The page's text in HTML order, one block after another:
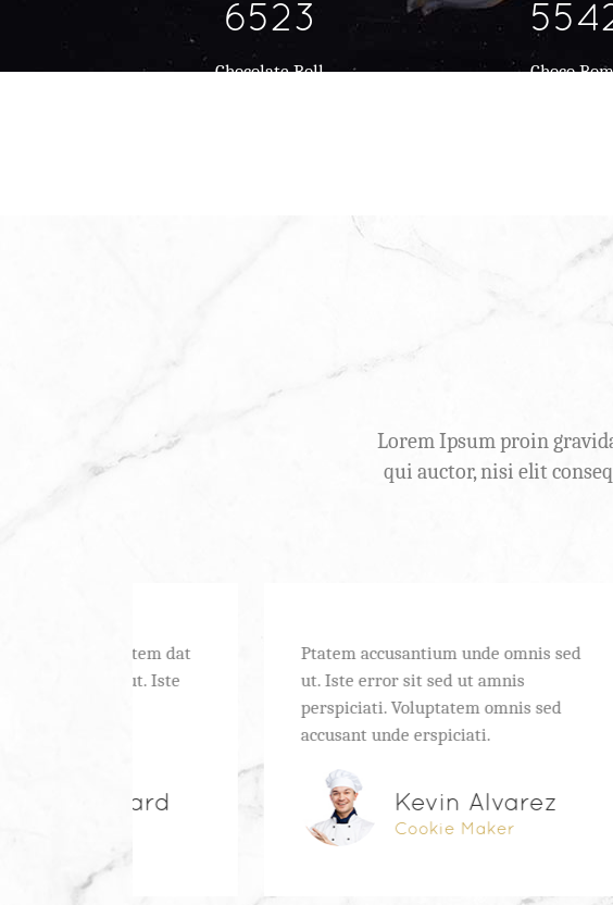
6523
Chocolate Roll Choco
Lorem Ipsum proin
qui auctor, nisi elit
Ptatem accusantium unde omnis sed
ut. Iste error sit sed ut amnis
perspiciati. Voluptatem omnis sed
accusant unde erspiciati.
Kevin Alvarez
Cookie Maker